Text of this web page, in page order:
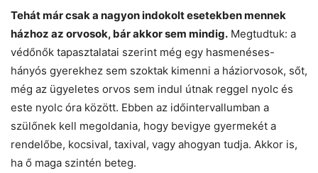
Tehát már csak a nagyon indokolt esetekben mennek
házhoz az orvosok, bár akkor sem mindig. Megtudtuk: a
védőnők tapasztalatai szerint még egy hasmenéses-
hányós gyerekhez sem szoktak kimenni a háziorvosok, sőt,
még az ügyeletes orvos sem indul útnak reggel nyolc és
este nyolc óra között. Ebben az időintervallumban a
szülőnek kell megoldania, hogy bevigye gyermekét a
rendelőbe, kocsival, taxival, vagy ahogyan tudja. Akkor is,
ha ő maga szintén beteg.